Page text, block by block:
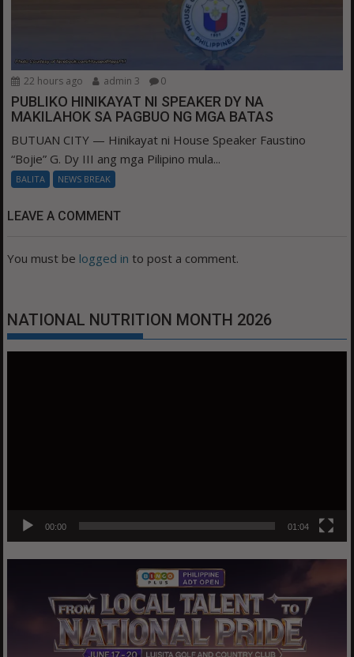
22 hours ago admin 3 0
PUBLIKO HINIKAYAT NI SPEAKER DY NA
MAKILAHOK SA PAGBUO NG MGA BATAS
BUTUAN CITY — Hinikayat ni House Speaker Faustino
“Bojie” G. Dy III ang mga Pilipino mula...
BALITA NEWS BREAK
LEAVE A COMMENT
You must be logged in to post a comment.
NATIONAL NUTRITION MONTH 2026
00:00 01:04